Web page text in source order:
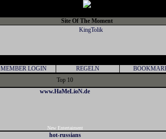
Site Of The Moment
MEMBER LOGIN REGELN
Top 10
www.HaMeLioN.de
New Entertaiment
hot-russians